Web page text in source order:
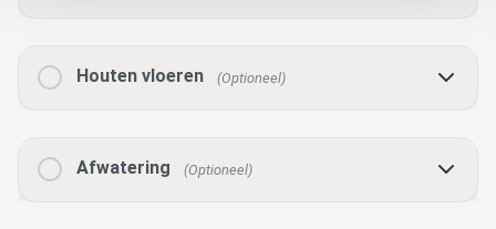
Houten vloeren (Optioneel)
Afwatering (Optioneel)